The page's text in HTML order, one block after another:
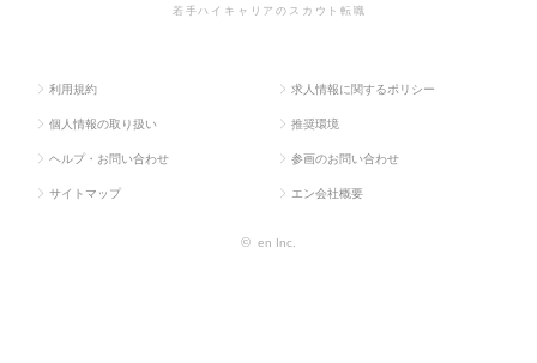
若手ハイキャリアのスカウト転職
利用規約 求人情報に関するポリシー
個人情報の取り扱い 推奨環境
ヘルプ・お問い合わせ 参画のお問い合わせ
サイトマップ エン会社概要
© en Inc.